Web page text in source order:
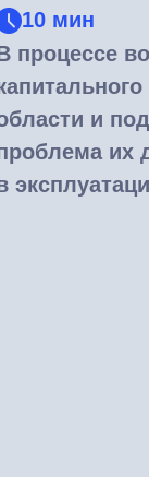
10 мин
процессе
и
их